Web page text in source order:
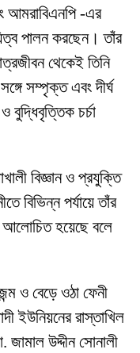
আমরাবিএনপি -এর
পালন করছেন। তাঁর
থেকেই তিনি
সম্পৃক্ত এবং দীর্ঘ
বুদ্ধিবৃত্তিক চর্চা
বিজ্ঞান ও প্রযুক্তি
বিভিন্ন পর্যায়ে তাঁর
আলোচিত হয়েছে বলে
ও বেড়ে ওঠা ফেনী
ইউনিয়নের রাস্তাখিল
জামাল উদ্দীন সোনালী